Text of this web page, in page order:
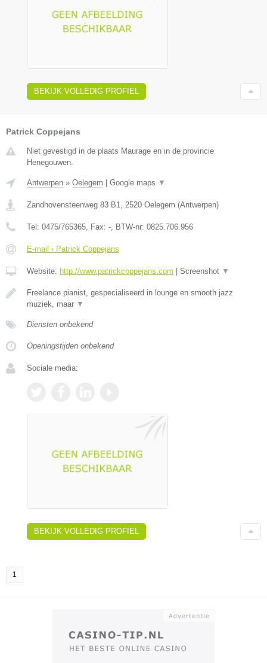
BEKIJK VOLLEDIG PROFIEL
Patrick Coppejans
Niet gevestigd in de plaats Maurage en in de provincie
Henegouwen.
Antwerpen » Oelegem Google maps ▼
Zandhovensteenweg 83 B1, 2520 Oelegem (Antwerpen)
Tel: 0475/765365, Fax: -, BTW-nr: 0825.706.956
E-mail › Patrick Coppejans
Website: http://www.patrickcoppejans.com Screenshot ▼
Freelance pianist, gespecialiseerd in lounge en smooth jazz
muziek, maar ▼
Diensten onbekend
Openingstijden onbekend
Sociale media:
BEKIJK VOLLEDIG PROFIEL
1